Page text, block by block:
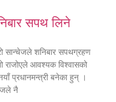
सपथ लिने
सान्चेजले शनिबार सपथग्रहण
राजोएले आवश्यक विश्वासको
प्रधानमन्त्री बनेका हुन् ।
नै